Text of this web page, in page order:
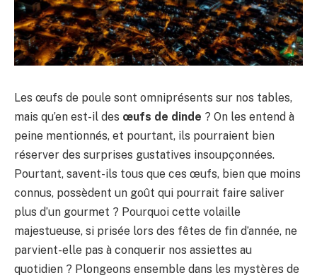
Les œufs de poule sont omniprésents sur nos tables,
mais qu’en est-il des œufs de dinde ? On les entend à
peine mentionnés, et pourtant, ils pourraient bien
réserver des surprises gustatives insoupçonnées.
Pourtant, savent-ils tous que ces œufs, bien que moins
connus, possèdent un goût qui pourrait faire saliver
plus d’un gourmet ? Pourquoi cette volaille
majestueuse, si prisée lors des fêtes de fin d’année, ne
parvient-elle pas à conquerir nos assiettes au
quotidien ? Plongeons ensemble dans les mystères de